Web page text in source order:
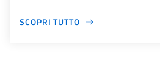
SCOPRI TUTTO